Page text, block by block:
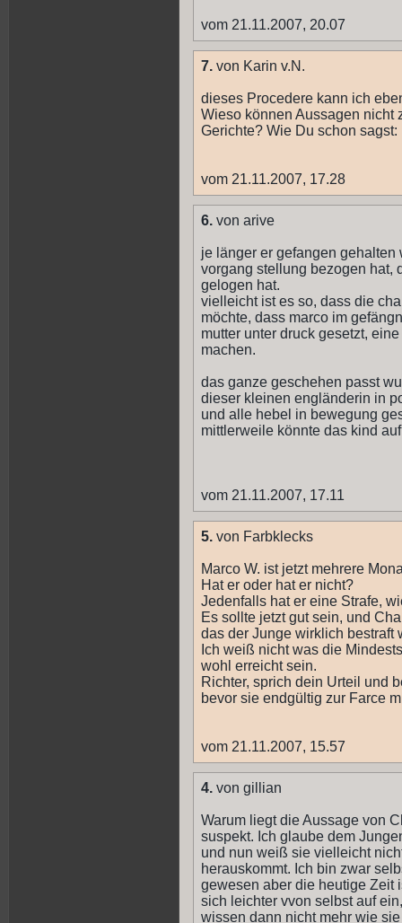
vom 21.11.2007, 20.07
7. von Karin v.N.
dieses Procedere kann ich
Wieso können Aussagen nicht
Gerichte? Wie Du schon
vom 21.11.2007, 17.28
6. von arive
je länger er gefangen
vorgang stellung bezogen hat,
gelogen hat.
vielleicht ist es so, dass die
möchte, dass marco im
mutter unter druck gesetzt,
machen.
das ganze geschehen passt
dieser kleinen engländerin in
und alle hebel in bewegung
mittlerweile könnte das kind
vom 21.11.2007, 17.11
5. von Farbklecks
Marco W. ist jetzt mehrere
Hat er oder hat er nicht?
Jedenfalls hat er eine Strafe,
Es sollte jetzt gut sein, und
das der Junge wirklich bestraft
Ich weiß nicht was die
wohl erreicht sein.
Richter, sprich dein Urteil und
bevor sie endgültig zur Farce
vom 21.11.2007, 15.57
4. von gillian
Warum liegt die Aussage von
suspekt. Ich glaube dem
und nun weiß sie vielleicht
herauskommt. Ich bin zwar
gewesen aber die heutige Zeit
sich leichter vvon selbst auf
wissen dann nicht mehr wie